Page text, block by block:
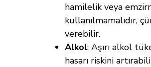
hamilelik veya
kullanılmamalıdır,
verebilir.
Alkol: Aşırı alkol
hasarı riskini